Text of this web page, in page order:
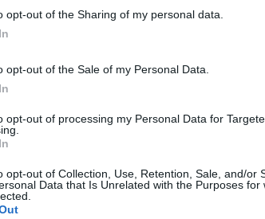
opt-out of the Sharing of my personal data.
opt-out of the Sale of my Personal Data.
opt-out of processing my Personal Data for
opt-out of Collection, Use, Retention, Sale, and/or
Data that Is Unrelated with the Purposes for
balatoni kardioösvény (X)
#upcfeed